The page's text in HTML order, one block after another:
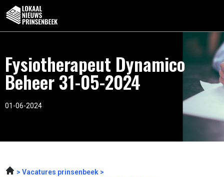
Fysiotherapeut Dynamico
Beheer 31-05-2024
01-06-2024
Vacatures prinsenbeek